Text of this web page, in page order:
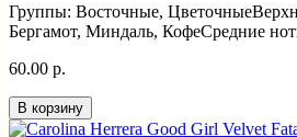
Группы: Восточные,
Бергамот, Миндаль, КофеСредние
60.00 р.
В корзину